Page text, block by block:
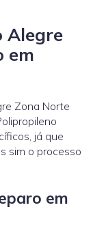
Alegre
em
Zona Norte
já que
sim o processo
em